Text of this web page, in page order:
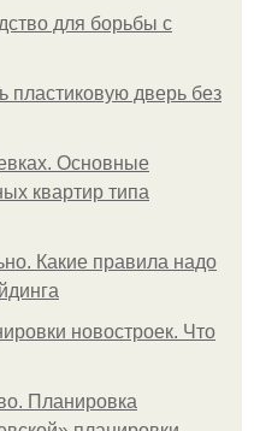
для борьбы с
пластиковую дверь без
Основные
квартир типа
Какие правила надо
новостроек. Что
Планировка